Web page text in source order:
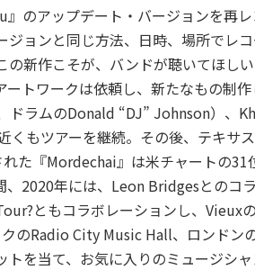
のアップデート・バージョンを再
ョンと同じ方法、日時、場所でレ
新作こそが、バンドが聴いてほし
トワークは依頼し、新たなもの制
ドラムのDonald “DJ” Johnson）、
もツアーを継続。その後、テキサ
『Mordechai』は米チャートの31
2020年には、Leon Bridgesとのコ
ともコラボレーションし、Vieux
のRadio City Music Hall、ロンドン
を当て、お気に入りのミュージシ